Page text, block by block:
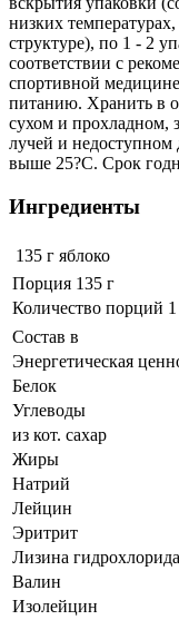
низких
структуре), по 1 - 2
соответствии с
спортивной
питанию. Хранить в
сухом и
лучей и недоступном
выше 25?С. Срок
Ингредиенты
135 г яблоко
Порция 135 г
Количество порций 1
Состав в
Энергетическая
Белок
Углеводы
из кот. сахар
Жиры
Натрий
Лейцин
Эритрит
Лизина гидрохлорида
Валин
Изолейцин